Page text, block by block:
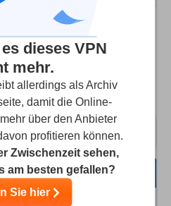
nicht geprüft)
auf
Bewertungen
in 1 Sprachen
4
Alles
dieses VPN
mehr.
allerdings als Archiv
damit die Online-
über den Anbieter
profitieren können.
Zwischenzeit sehen,
am besten gefallen?
Sie hier